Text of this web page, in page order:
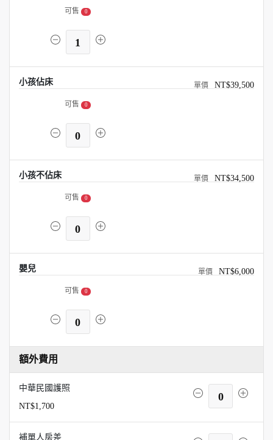
可售 0
1
小孩佔床 NT$39,500
可售 0
0
小孩不佔床 NT$34,500
可售 0
0
嬰兒 NT$6,000
可售 0
0
額外費用
中華民國護照
NT$1,700
0
補單人房差